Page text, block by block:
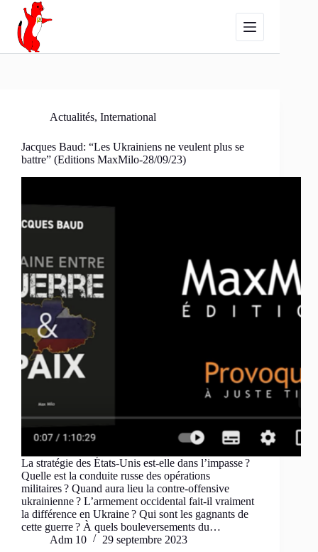
Passer
contenu
Actualités, International
Jacques Baud: “Les Ukrainiens ne veulent plus se
battre” (Editions MaxMilo-28/09/23)
La stratégie des États-Unis est-elle dans l’impasse ?
Quelle est la conduite russe des opérations
militaires ? Quand aura lieu la contre-offensive
ukrainienne ? L’armement occidental fait-il vraiment
la différence en Ukraine ? Qui sont les gagnants de
cette guerre ? À quels bouleversements du…
Adm 10
29 septembre 2023